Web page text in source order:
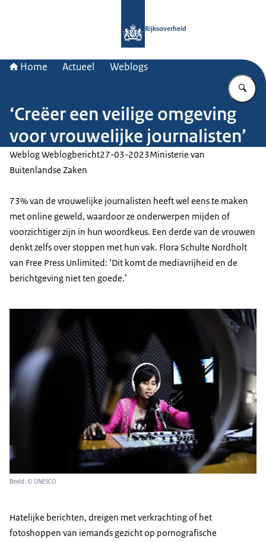
Rijksoverheid
Home Actueel Weblogs
‘Creëer een veilige omgeving
voor vrouwelijke journalisten’
Weblog Weblogbericht27-03-2023Ministerie van
Buitenlandse Zaken
73% van de vrouwelijke journalisten heeft wel eens te maken
met online geweld, waardoor ze onderwerpen mijden of
voorzichtiger zijn in hun woordkeus. Een derde van de vrouwen
denkt zelfs over stoppen met hun vak. Flora Schulte Nordholt
van Free Press Unlimited: ‘Dit komt de mediavrijheid en de
berichtgeving niet ten goede.’
Beeld: © UNESCO
Hatelijke berichten, dreigen met verkrachting of het
fotoshoppen van iemands gezicht op pornografische